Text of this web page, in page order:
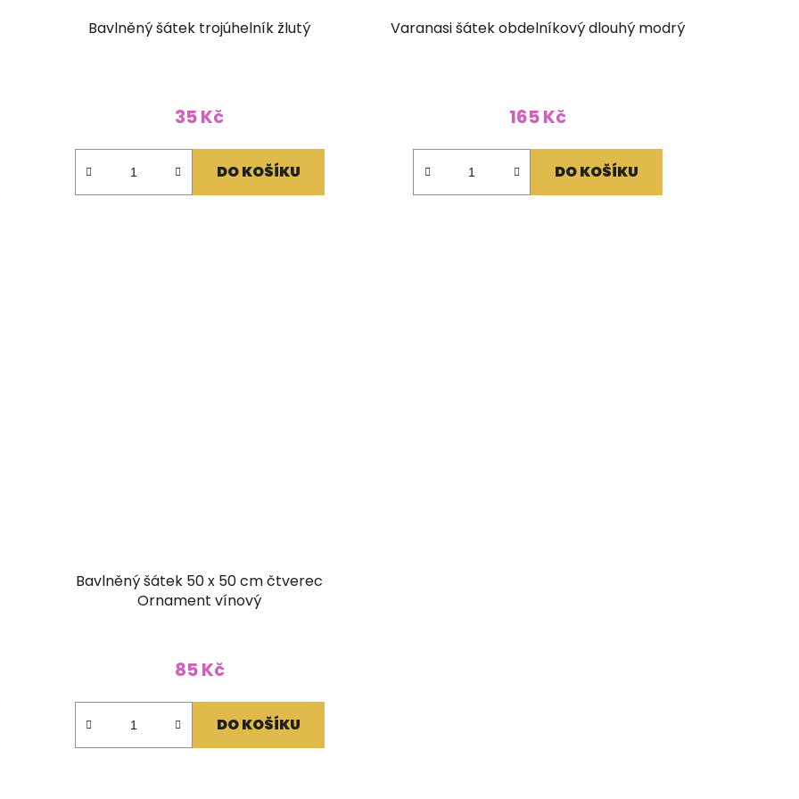
Bavlněný šátek trojúhelník žlutý
35 Kč
DO KOŠÍKU
Varanasi šátek obdelníkový dlouhý modrý
165 Kč
DO KOŠÍKU
Bavlněný šátek 50 x 50 cm čtverec
Ornament vínový
hodnocení
je
5,0
85 Kč
DO KOŠÍKU